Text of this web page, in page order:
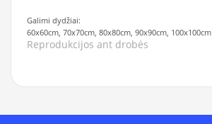
Galimi dydžiai:
60x60cm, 70x70cm, 80x80cm, 90x90cm, 100x100cm
Reprodukcijos ant drobės